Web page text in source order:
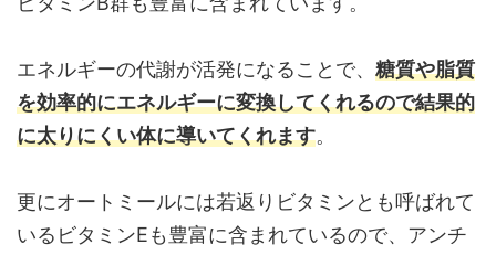
エネルギーの代謝が活発になることで、 糖質や脂質
を効率的にエネルギーに変換してくれるので結果的
に太りにくい体に導いてくれます。
更にオートミールには若返りビタミンとも呼ばれて
いるビタミンEも豊富に含まれているので、アンチ